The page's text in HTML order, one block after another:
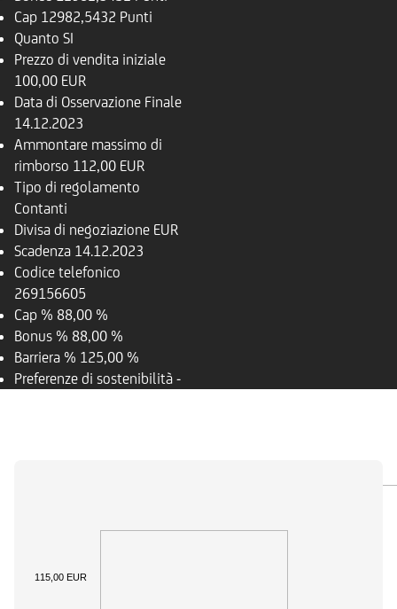
Cap 12982,5432 Punti
Quanto SI
Prezzo di vendita iniziale
100,00 EUR
Data di Osservazione Finale
14.12.2023
Ammontare massimo di
rimborso 112,00 EUR
Tipo di regolamento
Contanti
Divisa di negoziazione EUR
Scadenza 14.12.2023
Codice telefonico
269156605
Cap % 88,00 %
Bonus % 88,00 %
Barriera % 125,00 %
Preferenze di sostenibilità -
115,00 EUR